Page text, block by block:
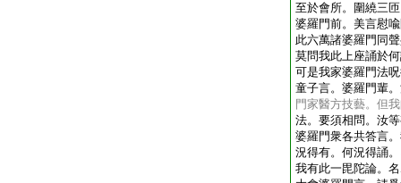
至於會所。圍繞三
婆羅門前。美言慰
此六萬諸婆羅門同
莫問我此上座誦於
可是我家婆羅門法
童子言。婆羅門輩
門家醫方技藝。但
法。要須相問。汝
婆羅門衆各共答言
況得有。何況得誦
我有此一毘陀論。